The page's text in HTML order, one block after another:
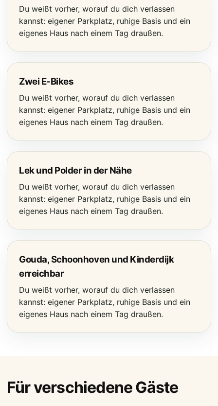
Du weißt vorher, worauf du dich verlassen
kannst: eigener Parkplatz, ruhige Basis und ein
eigenes Haus nach einem Tag draußen.
Zwei E-Bikes
Du weißt vorher, worauf du dich verlassen
kannst: eigener Parkplatz, ruhige Basis und ein
eigenes Haus nach einem Tag draußen.
Lek und Polder in der Nähe
Du weißt vorher, worauf du dich verlassen
kannst: eigener Parkplatz, ruhige Basis und ein
eigenes Haus nach einem Tag draußen.
Gouda, Schoonhoven und Kinderdijk
erreichbar
Du weißt vorher, worauf du dich verlassen
kannst: eigener Parkplatz, ruhige Basis und ein
eigenes Haus nach einem Tag draußen.
Für verschiedene Gäste